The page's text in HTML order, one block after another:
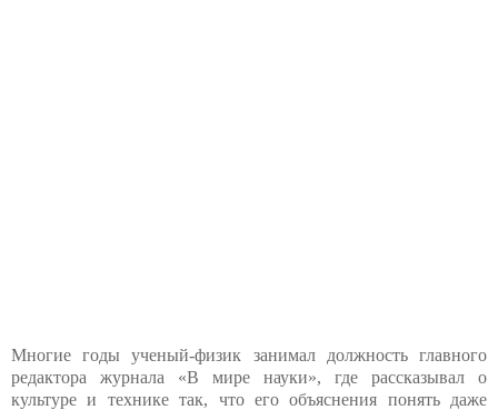
Многие годы ученый-физик занимал должность главного
редактора журнала «В мире науки», где рассказывал о
культуре и технике так, что его объяснения понять даже